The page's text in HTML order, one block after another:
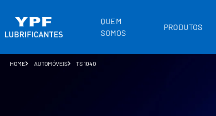
QUEM
SOMOS
PRODUTOS
HOME AUTOMÓVEIS TS 1040